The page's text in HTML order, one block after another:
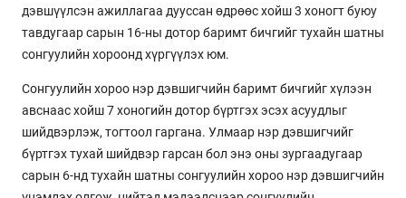
дэвшүүлсэн ажиллагаа дууссан өдрөөс хойш 3 хоногт буюу
тавдугаар сарын 16-ны дотор баримт бичгийг тухайн шатны
сонгуулийн хороонд хүргүүлэх юм.
Сонгуулийн хороо нэр дэвшигчийн баримт бичгийг хүлээн
авснаас хойш 7 хоногийн дотор бүртгэх эсэх асуудлыг
шийдвэрлэж, тогтоол гаргана. Улмаар нэр дэвшигчийг
бүртгэх тухай шийдвэр гарсан бол энэ оны зургаадугаар
сарын 6-нд тухайн шатны сонгуулийн хороо нэр дэвшигчийн